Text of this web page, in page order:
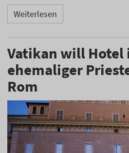
Weiterlesen
Vatikan will Hotel
ehemaliger
Rom